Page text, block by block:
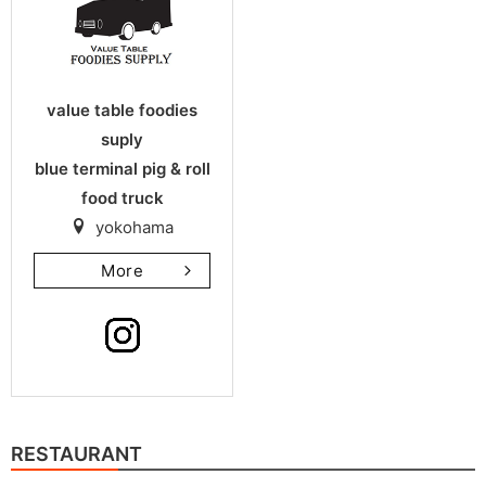
value table foodies
suply
blue terminal pig & roll
food truck
yokohama
More
RESTAURANT